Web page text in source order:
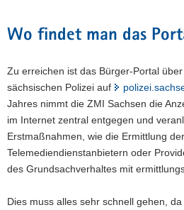
Wo findet man das
Zu erreichen ist das Bürger-Portal
sächsischen Polizei auf
Jahres nimmt die ZMI Sachsen die
im Internet zentral entgegen und
Erstmaßnahmen, wie die Ermittlung
Telemediendienstanbietern oder
des Grundsachverhaltes mit
Dies muss alles sehr schnell gehen,